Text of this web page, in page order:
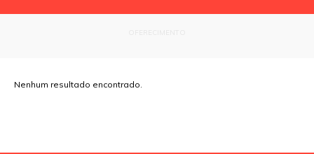
Nenhum resultado encontrado.